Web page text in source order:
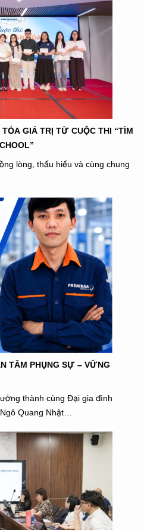
GIÁ TRỊ TỪ CUỘC THI “TÌM
lòng, thấu hiểu và cùng chung
TÂM PHỤNG SỰ – VỮNG
thành cùng Đại gia đình
Quang Nhật…